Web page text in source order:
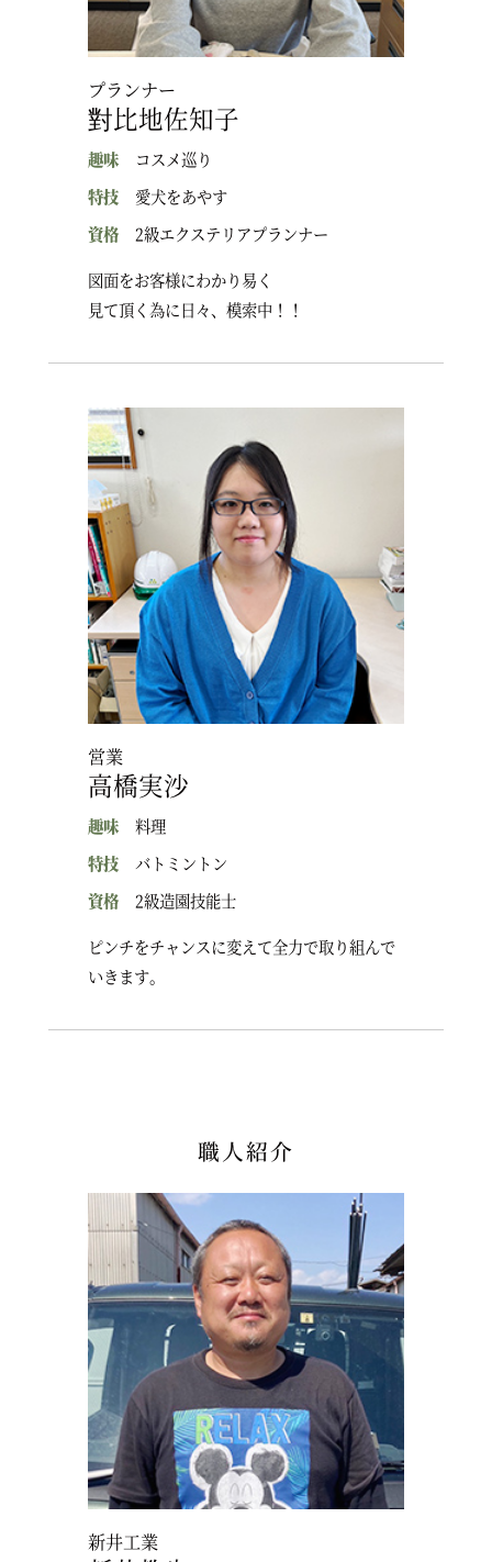
プランナー
對比地佐知子
趣味
コスメ巡り
特技
愛犬をあやす
資格
2級エクステリアプランナー
図面をお客様にわかり易く
見て頂く為に日々、模索中！！
営業
高橋実沙
趣味
料理
特技
バトミントン
資格
2級造園技能士
ピンチをチャンスに変えて全力で取り組んで
いきます。
職人紹介
新井工業